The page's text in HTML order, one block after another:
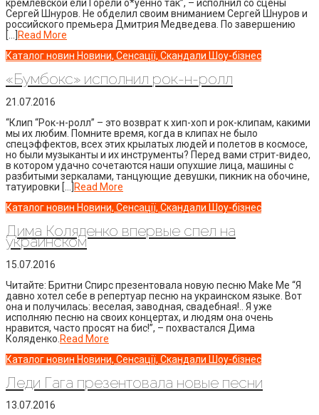
кремлевской ели Горели о*уенно так”, – исполнил со сцены
Сергей Шнуров. Не обделил своим вниманием Сергей Шнуров и
российского премьера Дмитрия Медведева. По завершению
[…]
Read More
Каталог новин Новини, Сенсації, Скандали Шоу-бізнес
«Бумбокс» исполнил рок-н-ролл
21.07.2016
“Клип “Рок-н-ролл” – это возврат к хип-хоп и рок-клипам, какими
мы их любим. Помните время, когда в клипах не было
спецэффектов, всех этих крылатых людей и полетов в космосе,
но были музыканты и их инструменты? Перед вами стрит-видео,
в котором удачно сочетаются наши опухшие лица, машины с
разбитыми зеркалами, танцующие девушки, пикник на обочине,
татуировки […]
Read More
Каталог новин Новини, Сенсації, Скандали Шоу-бізнес
Дима Коляденко впервые спел на
украинском
15.07.2016
Читайте: Бритни Спирс презентовала новую песню Make Me “Я
давно хотел себе в репертуар песню на украинском языке. Вот
она и получилась: веселая, заводная, свадебная!.. Я уже
исполняю песню на своих концертах, и людям она очень
нравится, часто просят на бис!”, – похвастался Дима
Коляденко. Read More
Каталог новин Новини, Сенсації, Скандали Шоу-бізнес
Леди Гага презентовала новые песни
13.07.2016